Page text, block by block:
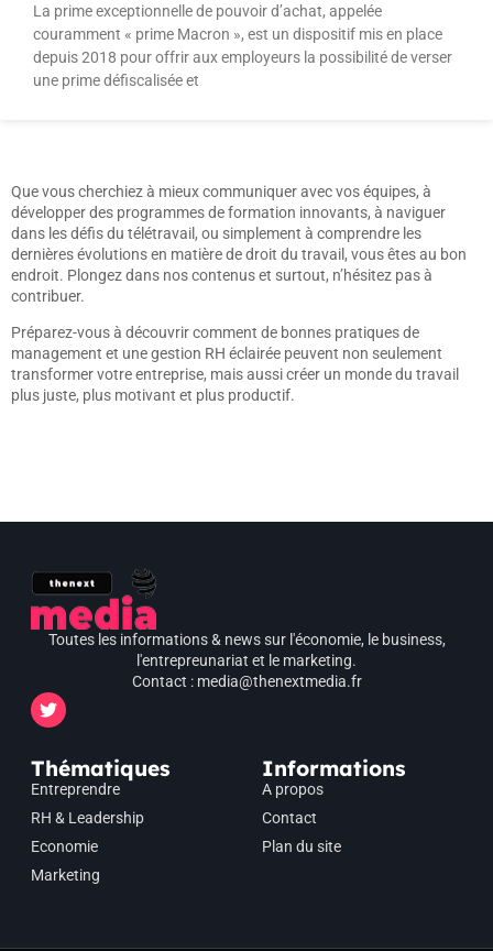
La prime exceptionnelle de pouvoir d’achat, appelée
couramment « prime Macron », est un dispositif mis en place
depuis 2018 pour offrir aux employeurs la possibilité de verser
une prime défiscalisée et
Que vous cherchiez à mieux communiquer avec vos équipes, à
développer des programmes de formation innovants, à naviguer
dans les défis du télétravail, ou simplement à comprendre les
dernières évolutions en matière de droit du travail, vous êtes au bon
endroit. Plongez dans nos contenus et surtout, n’hésitez pas à
contribuer.
Préparez-vous à découvrir comment de bonnes pratiques de
management et une gestion RH éclairée peuvent non seulement
transformer votre entreprise, mais aussi créer un monde du travail
plus juste, plus motivant et plus productif.
Toutes les informations & news sur l'économie, le business,
l'entrepreunariat et le marketing.
Contact : media@thenextmedia.fr
Thématiques
Entreprendre
RH & Leadership
Economie
Marketing
Informations
A propos
Contact
Plan du site